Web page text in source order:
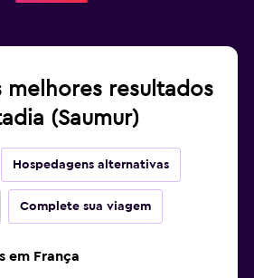
melhores resultados
(Saumur)
Hospedagens alternativas
Complete sua viagem
em França